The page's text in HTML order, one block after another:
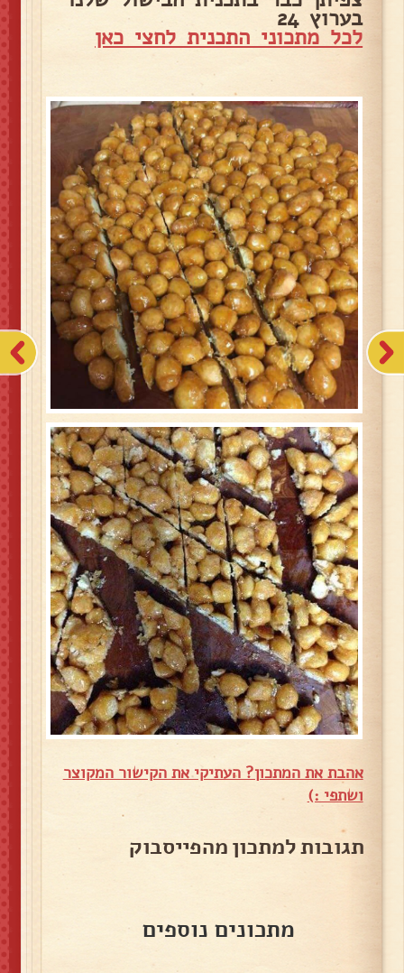
בערוץ 24
לכל מתכוני התכנית לחצי כאן
אהבת את המתכון? העתיקי את הקישור המקוצר
ושתפי :)
תגובות למתכון מהפייסבוק
מתכונים נוספים